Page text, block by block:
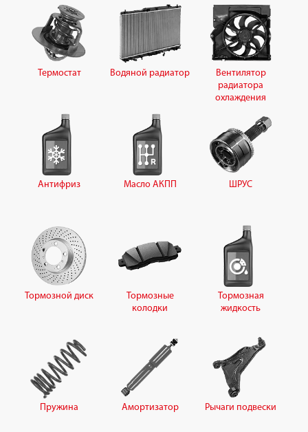
Термостат Водяной радиатор
Вентилятор
радиатора
охлаждения
Антифриз Масло АКПП ШРУС
Тормозной диск
Тормозные
колодки
Тормозная
жидкость
Пружина Амортизатор Рычаги подвески